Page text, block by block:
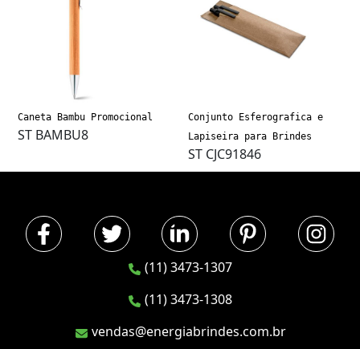
Caneta Bambu Promocional
ST BAMBU8
Conjunto Esferografica e
Lapiseira para Brindes
ST CJC91846
(11) 3473-1307
(11) 3473-1308
vendas@energiabrindes.com.br